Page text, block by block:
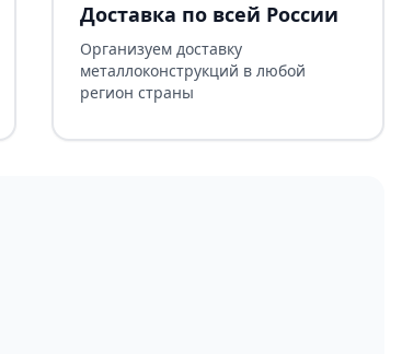
Доставка по всей России
Организуем доставку
металлоконструкций в любой
регион страны